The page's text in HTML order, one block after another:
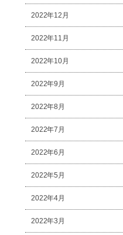
2022年12月
2022年11月
2022年10月
2022年9月
2022年8月
2022年7月
2022年6月
2022年5月
2022年4月
2022年3月